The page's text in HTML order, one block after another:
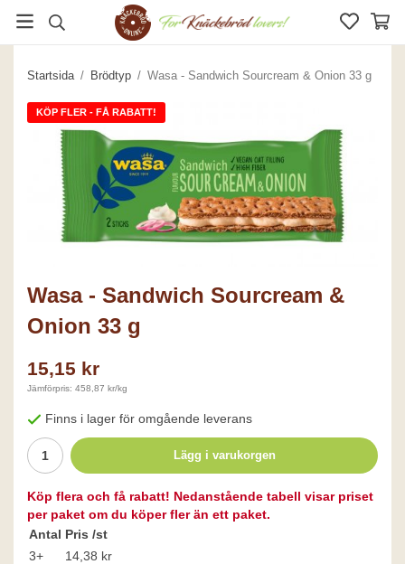
Startsida / Brödtyp / Wasa - Sandwich Sourcream & Onion 33 g
KÖP FLER - FÅ RABATT!
Wasa - Sandwich Sourcream &
Onion 33 g
15,15 kr
Jämförpris: 458,87 kr/kg
Finns i lager för omgående leverans
Lägg i varukorgen
Köp flera och få rabatt! Nedanstående tabell visar priset
per paket om du köper fler än ett paket.
Antal Pris /st
3+
14,38 kr